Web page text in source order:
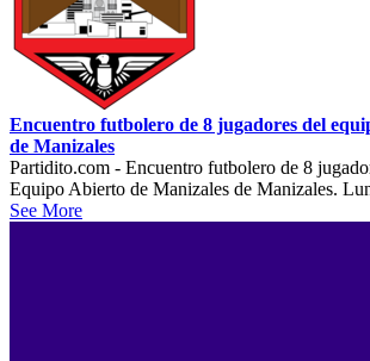
Encuentro futbolero de 8 jugadores del
de Manizales
Partidito.com - Encuentro futbolero de 8
Equipo Abierto de Manizales de Manizales.
See More